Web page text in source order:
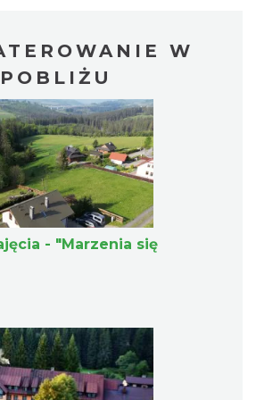
W
POBLIŻU
- "Marzenia się